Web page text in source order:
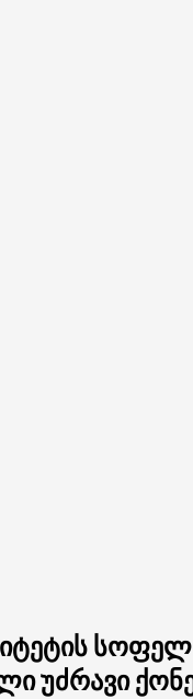
სოფელ
უძრავი